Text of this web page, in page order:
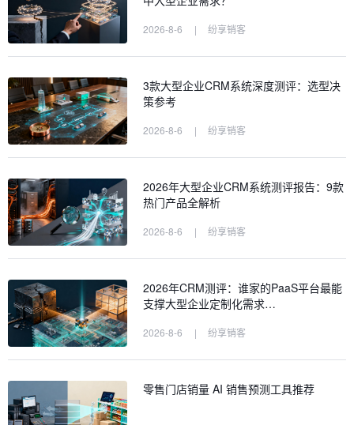
2026-8-6 | 纷享销客
3款大型企业CRM系统深度测评：选型决
策参考
2026-8-6 | 纷享销客
2026年大型企业CRM系统测评报告：9款
热门产品全解析
2026-8-6 | 纷享销客
2026年CRM测评：谁家的PaaS平台最能
支撑大型企业定制化需求…
2026-8-6 | 纷享销客
零售门店销量 AI 销售预测工具推荐